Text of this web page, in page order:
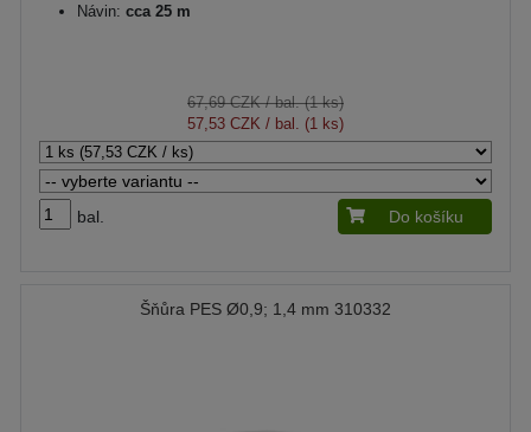
Návin: cca 25 m
67,69 CZK/ bal. (1 ks)
57,53 CZK / bal. (1 ks)
bal. Do košíku
Šňůra PES Ø0,9; 1,4 mm 310332